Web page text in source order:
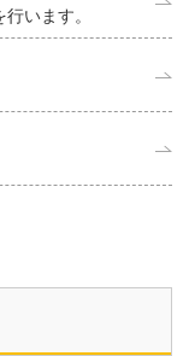
います。